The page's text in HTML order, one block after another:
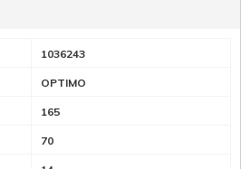
1036243
OPTIMO
165
70